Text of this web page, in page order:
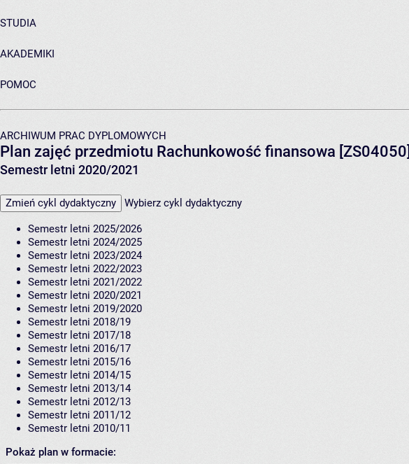
STUDIA
AKADEMIKI
POMOC
ARCHIWUM PRAC DYPLOMOWYCH
Plan zajęć przedmiotu Rachunkowość finansowa [ZS04050]
Semestr letni 2020/2021
Zmień cykl dydaktyczny Wybierz cykl dydaktyczny
Semestr letni 2025/2026
Semestr letni 2024/2025
Semestr letni 2023/2024
Semestr letni 2022/2023
Semestr letni 2021/2022
Semestr letni 2020/2021
Semestr letni 2019/2020
Semestr letni 2018/19
Semestr letni 2017/18
Semestr letni 2016/17
Semestr letni 2015/16
Semestr letni 2014/15
Semestr letni 2013/14
Semestr letni 2012/13
Semestr letni 2011/12
Semestr letni 2010/11
Pokaż plan w formacie: